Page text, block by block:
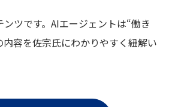
ツです。AIエージェントは“働き
容を佐宗氏にわかりやすく紐解い